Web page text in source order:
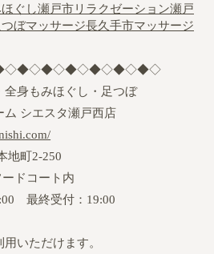
ぐし瀬戸市リラクゼーション瀬戸
ぼマッサージ長久手市マッサージ
全身もみほぐし・足つぼ
ム シエスタ瀬戸西店
地町2‐250
ドコート内
最終受付：19:00
いただけます。